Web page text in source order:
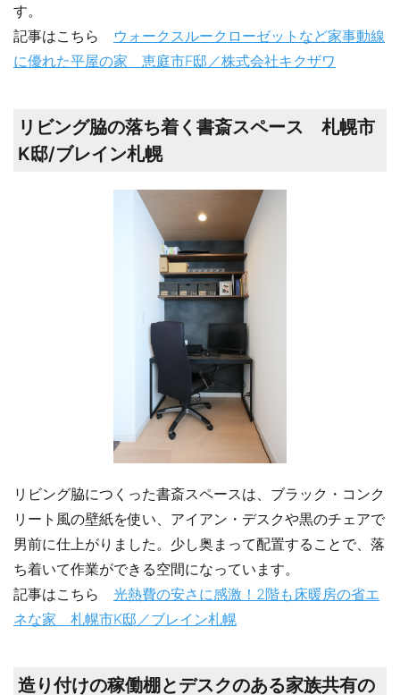
す。
記事はこちら ウォークスルークローゼットなど家事動線
に優れた平屋の家 恵庭市F邸／株式会社キクザワ
リビング脇の落ち着く書斎スペース 札幌市
K邸/ブレイン札幌
リビング脇につくった書斎スペースは、ブラック・コンク
リート風の壁紙を使い、アイアン・デスクや黒のチェアで
男前に仕上がりました。少し奥まって配置することで、落
ち着いて作業ができる空間になっています。
記事はこちら 光熱費の安さに感激！2階も床暖房の省エ
ネな家 札幌市K邸／ブレイン札幌
造り付けの稼働棚とデスクのある家族共有の